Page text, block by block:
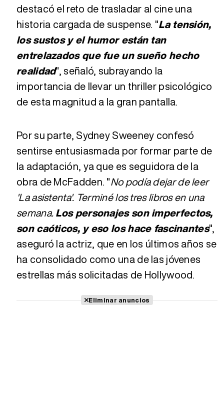
destacó el reto de trasladar al cine una
historia cargada de suspense. "La tensión,
los sustos y el humor están tan
entrelazados que fue un sueño hecho
realidad", señaló, subrayando la
importancia de llevar un thriller psicológico
de esta magnitud a la gran pantalla.
Por su parte, Sydney Sweeney confesó
sentirse entusiasmada por formar parte de
la adaptación, ya que es seguidora de la
obra de McFadden. "No podía dejar de leer
'La asistenta'. Terminé los tres libros en una
semana.Los personajes son imperfectos,
son caóticos, y eso los hace fascinantes",
aseguró la actriz, que en los últimos años se
ha consolidado como una de las jóvenes
estrellas más solicitadas de Hollywood.
Eliminar anuncios